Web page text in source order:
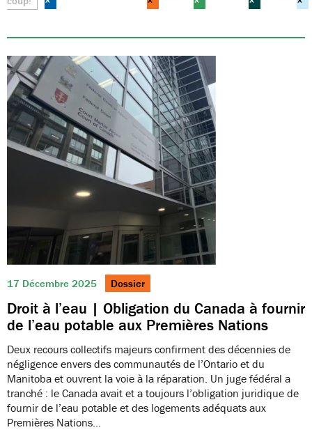
17 Décembre 2025 Dossier
Droit à l’eau | Obligation du Canada à fournir
de l’eau potable aux Premières Nations
Deux recours collectifs majeurs confirment des décennies de
négligence envers des communautés de l’Ontario et du
Manitoba et ouvrent la voie à la réparation. Un juge fédéral a
tranché : le Canada avait et a toujours l’obligation juridique de
fournir de l’eau potable et des logements adéquats aux
Premières Nations…